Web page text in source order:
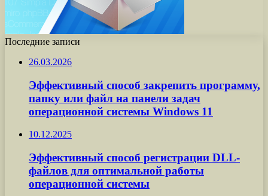
Последние записи
26.03.2026
Эффективный способ закрепить программу,
папку или файл на панели задач
операционной системы Windows 11
10.12.2025
Эффективный способ регистрации DLL-
файлов для оптимальной работы
операционной системы